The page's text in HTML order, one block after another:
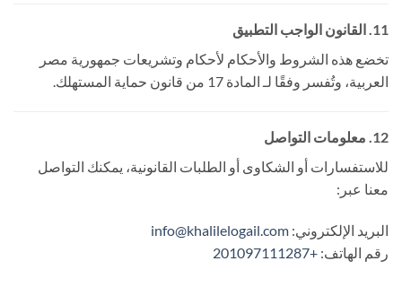
11. القانون الواجب التطبيق
تخضع هذه الشروط والأحكام لأحكام وتشريعات جمهورية مصر
العربية، وتُفسر وفقًا لـ المادة 17 من قانون حماية المستهلك.
12. معلومات التواصل
للاستفسارات أو الشكاوى أو الطلبات القانونية، يمكنك التواصل
معنا عبر:
البريد الإلكتروني: info@khalilelogail.com
رقم الهاتف: +201097111287